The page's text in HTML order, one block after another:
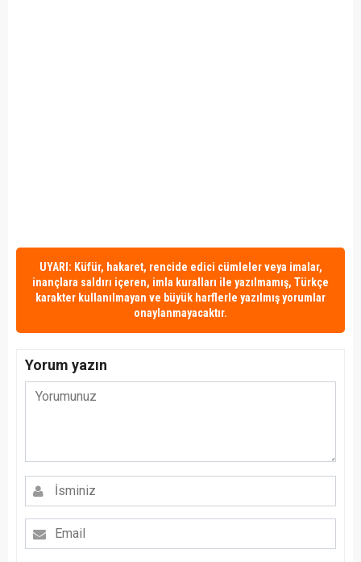
UYARI: Küfür, hakaret, rencide edici cümleler veya imalar,
inançlara saldırı içeren, imla kuralları ile yazılmamış, Türkçe
karakter kullanılmayan ve büyük harflerle yazılmış yorumlar
onaylanmayacaktır.
Yorum yazın